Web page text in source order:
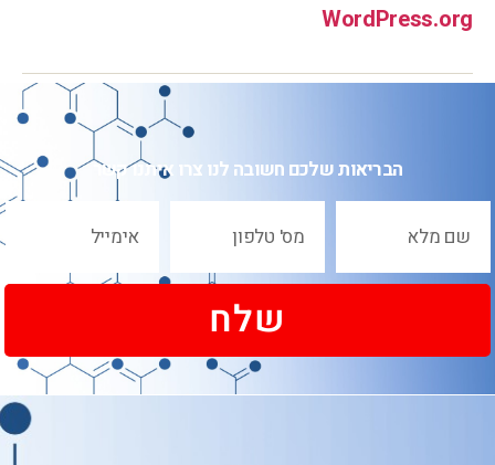
WordPress.org
הבריאות שלכם חשובה לנו צרו איתנו קשר
שלח